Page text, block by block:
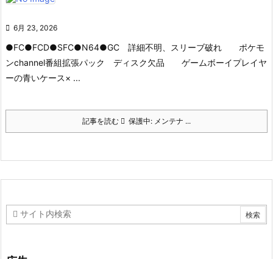
 6月 23, 2026
●FC●FCD●SFC●N64●GC 詳細不明、スリーブ破れ ポケモ
ンchannel番組拡張パック
ディスク欠品 ゲームボーイプレイヤ
ーの青いケース× ...
記事を読む 保護中: メンテナ ...